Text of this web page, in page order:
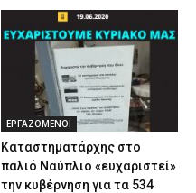
ΕΡΓΑΖΟΜΕΝΟΙ
Καταστηματάρχης στο
παλιό Ναύπλιο «ευχαριστεί»
την κυβέρνηση για τα 534